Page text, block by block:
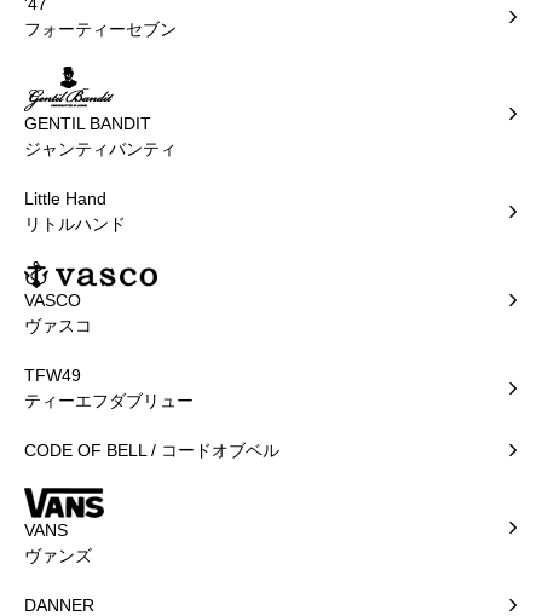
フォーティーセブン
GENTIL BANDIT
ジャンティバンティ
Little Hand
リトルハンド
VASCO
ヴァスコ
TFW49
ティーエフダブリュー
CODE OF BELL / コードオブベル
VANS
ヴァンズ
DANNER